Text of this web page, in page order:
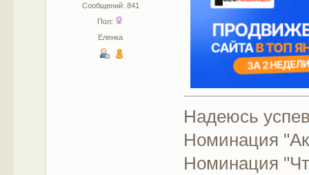
Сообщений: 841
Пол:
Еленка
Надеюсь
Номинация
Номинация